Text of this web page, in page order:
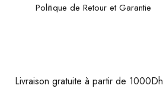
Politique de Retour et Garantie
Livraison gratuite à partir de 1000Dh